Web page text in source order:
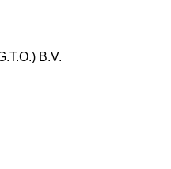
B.V.